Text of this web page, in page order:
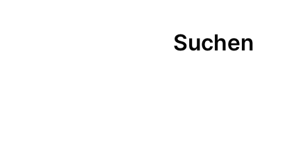
Suchen